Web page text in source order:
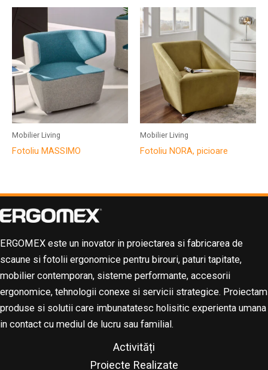
Mobilier Living
Fotoliu MASSIMO
Mobilier Living
Fotoliu NORA, picioare
ERGOMEX este un inovator in proiectarea si fabricarea de
scaune si fotolii ergonomice pentru birouri, paturi tapitate,
mobilier contemporan, sisteme performante, accesorii
ergonomice, tehnologii conexe si servicii strategice. Proiectam
produse si solutii care imbunatatesc holisitic experienta umana
in contact cu mediul de lucru sau familial.
Activități
Proiecte Realizate